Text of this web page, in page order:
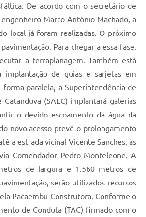
De acordo com o secretário de
engenheiro Marco Antônio Machado, a
local já foram realizadas. O próximo
Para chegar a essa fase,
a terraplanagem. Também está
implantação de guias e sarjetas em
paralela, a Superintendência de
Catanduva (SAEC) implantará galerias
o devido escoamento da água da
novo acesso prevê o prolongamento
a estrada vicinal Vicente Sanches, às
Comendador Pedro Monteleone. A
de largura e 1.560 metros de
serão utilizados recursos
Pacaembu Construtora. Conforme o
de Conduta (TAC) firmado com o